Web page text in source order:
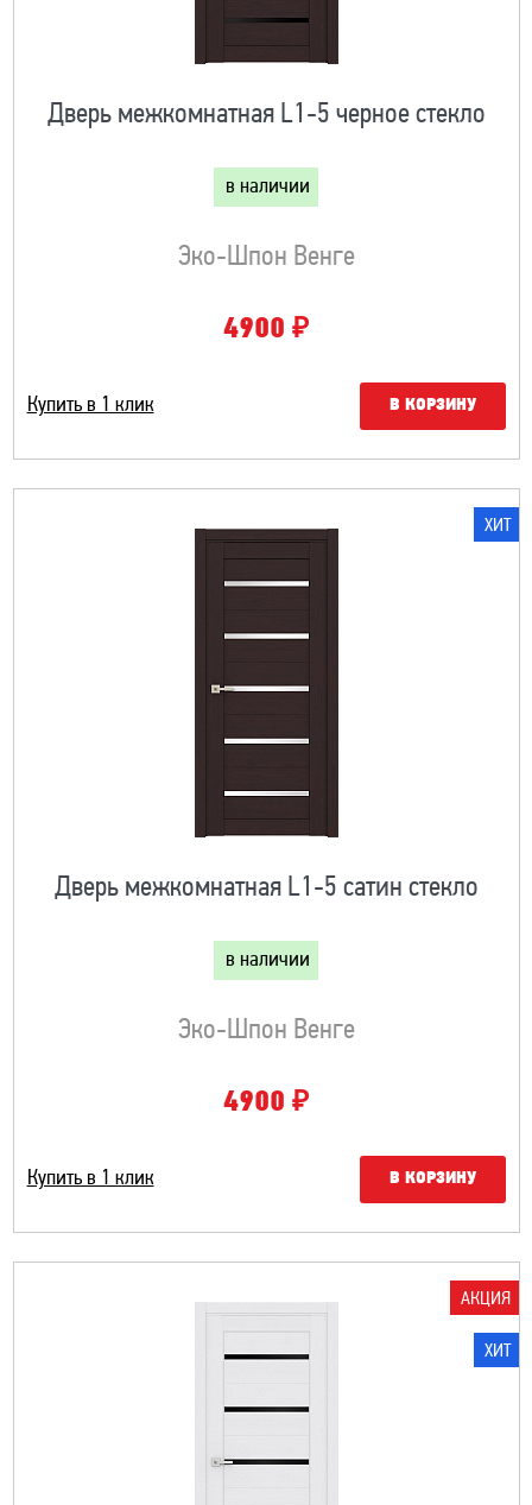
Дверь межкомнатная L1-5 черное стекло
в наличии
Эко-Шпон Венге
4900 ₽
Купить в 1 клик В КОРЗИНУ
ХИТ
Дверь межкомнатная L1-5 сатин стекло
в наличии
Эко-Шпон Венге
4900 ₽
Купить в 1 клик В КОРЗИНУ
АКЦИЯ
ХИТ